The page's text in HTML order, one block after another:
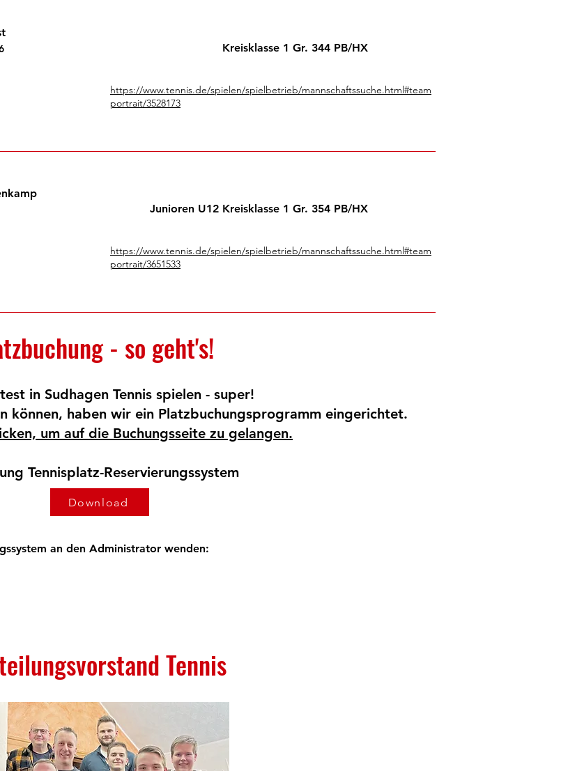
Kreisklasse 1 Gr. 344 PB/HX
https://www.tennis.de/spielen/spielbetrieb/mannschaftssuche.html#team
portrait/3528173
Junioren U12 Kreisklasse 1 Gr. 354 PB/HX
https://www.tennis.de/spielen/spielbetrieb/mannschaftssuche.html#team
portrait/3651533
- so geht's!
in Sudhagen Tennis spielen - super!
können, haben wir ein Platzbuchungsprogramm eingerichtet.
um auf die Buchungsseite zu gelangen.
Tennisplatz-Reservierungssystem
Download
an den Administrator wenden:
Tennis